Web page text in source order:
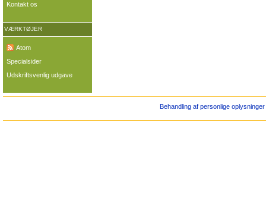
Kontakt os
VÆRKTØJER
Atom
Specialsider
Udskriftsvenlig udgave
Behandling af personlige oplysninger